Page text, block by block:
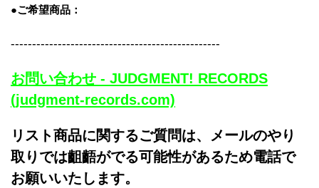
●ご希望商品：
-------------------------------------------------
お問い合わせ - JUDGMENT! RECORDS
(judgment-records.com)
リスト商品に関するご質問は、メールのやり
取りでは齟齬がでる可能性があるため電話で
お願いいたします。